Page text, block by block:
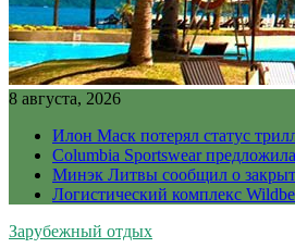
8 августа, 2026
Илон Маск потерял статус
Columbia Sportswear
Минэк Литвы сообщил о
Логистический комплекс
Зарубежный отдых